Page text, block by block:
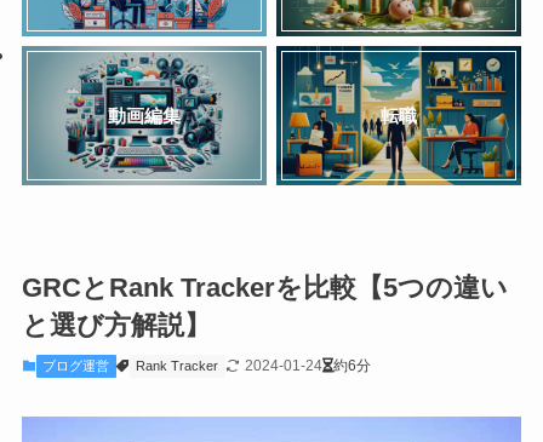
動画編集 転職
GRCとRank Trackerを比較【5つの違い
と選び方解説】
ブログ運営 Rank Tracker 2024-01-24 約6分